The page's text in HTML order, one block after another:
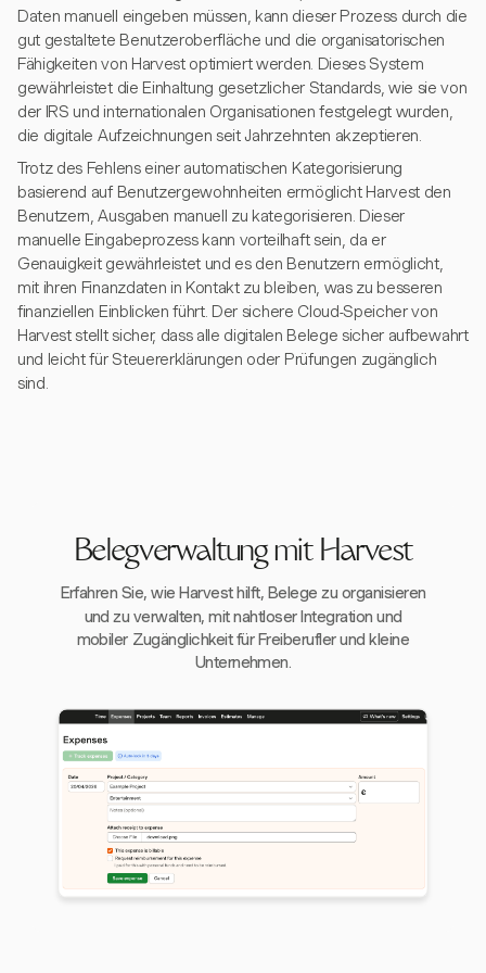
Daten manuell eingeben müssen, kann dieser Prozess durch die
gut gestaltete Benutzeroberfläche und die organisatorischen
Fähigkeiten von Harvest optimiert werden. Dieses System
gewährleistet die Einhaltung gesetzlicher Standards, wie sie von
der IRS und internationalen Organisationen festgelegt wurden,
die digitale Aufzeichnungen seit Jahrzehnten akzeptieren.
Trotz des Fehlens einer automatischen Kategorisierung
basierend auf Benutzergewohnheiten ermöglicht Harvest den
Benutzern, Ausgaben manuell zu kategorisieren. Dieser
manuelle Eingabeprozess kann vorteilhaft sein, da er
Genauigkeit gewährleistet und es den Benutzern ermöglicht,
mit ihren Finanzdaten in Kontakt zu bleiben, was zu besseren
finanziellen Einblicken führt. Der sichere Cloud-Speicher von
Harvest stellt sicher, dass alle digitalen Belege sicher aufbewahrt
und leicht für Steuererklärungen oder Prüfungen zugänglich
sind.
Belegverwaltung mit Harvest
Erfahren Sie, wie Harvest hilft, Belege zu organisieren
und zu verwalten, mit nahtloser Integration und
mobiler Zugänglichkeit für Freiberufler und kleine
Unternehmen.